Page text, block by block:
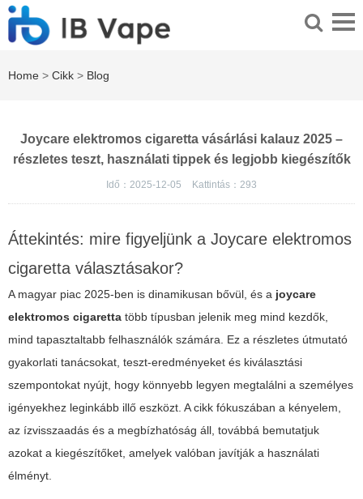
Home > Cikk > Blog
Joycare elektromos cigaretta vásárlási kalauz 2025 –
részletes teszt, használati tippek és legjobb kiegészítők
Idő：2025-12-05 Kattintás： 293
Áttekintés: mire figyeljünk a Joycare elektromos
cigaretta választásakor?
A magyar piac 2025-ben is dinamikusan bővül, és a joycare
elektromos cigaretta több típusban jelenik meg mind kezdők,
mind tapasztaltabb felhasználók számára. Ez a részletes útmutató
gyakorlati tanácsokat, teszt-eredményeket és kiválasztási
szempontokat nyújt, hogy könnyebb legyen megtalálni a személyes
igényekhez leginkább illő eszközt. A cikk fókuszában a kényelem,
az ízvisszaadás és a megbízhatóság áll, továbbá bemutatjuk
azokat a kiegészítőket, amelyek valóban javítják a használati
élményt.